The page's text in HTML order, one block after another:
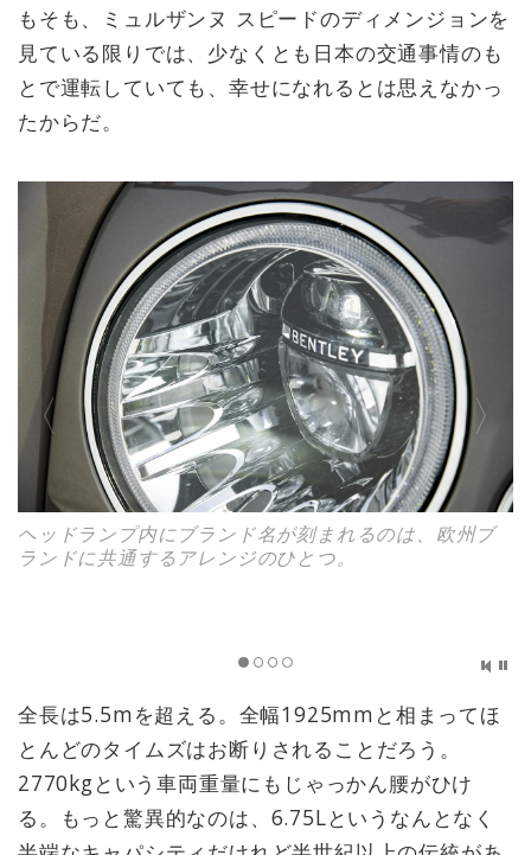
もそも、ミュルザンヌ スピードのディメンジョンを
見ている限りでは、少なくとも日本の交通事情のも
とで運転していても、幸せになれるとは思えなかっ
たからだ。
ヘッドランプ内にブランド名が刻まれるのは、欧州ブ
ランドに共通するアレンジのひとつ。
全長は5.5mを超える。全幅1925mmと相まってほ
とんどのタイムズはお断りされることだろう。
2770kgという車両重量にもじゃっかん腰がひけ
る。もっと驚異的なのは、6.75Lというなんとなく